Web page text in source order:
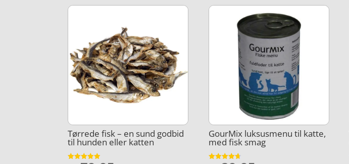
Tørrede fisk – en sund godbid
til hunden eller katten
GourMix luksusmenu til katte,
med fisk smag